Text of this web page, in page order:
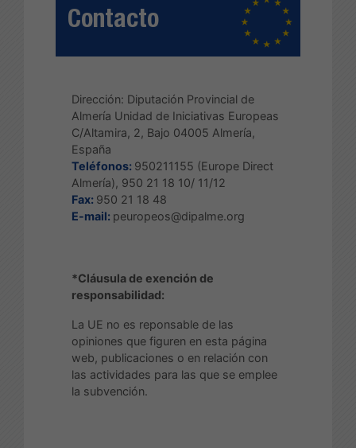
Contacto
Dirección: Diputación Provincial de
Almería Unidad de Iniciativas Europeas
C/Altamira, 2, Bajo 04005 Almería,
España
Teléfonos: 950211155 (Europe Direct
Almería), 950 21 18 10/ 11/12
Fax: 950 21 18 48
E-mail: peuropeos@dipalme.org
*Cláusula de exención de
responsabilidad:
La UE no es reponsable de las
opiniones que figuren en esta página
web, publicaciones o en relación con
las actividades para las que se emplee
la subvención.